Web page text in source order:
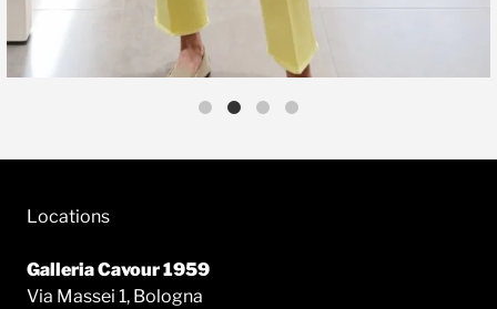
Locations
Galleria Cavour 1959
Via Massei 1, Bologna